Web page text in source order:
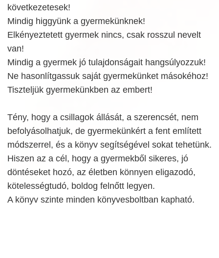
következetesek!
Mindig higgyünk a gyermekünknek!
Elkényeztetett gyermek nincs, csak rosszul nevelt
van!
Mindig a gyermek jó tulajdonságait hangsúlyozzuk!
Ne hasonlítgassuk saját gyermekünket másokéhoz!
Tiszteljük gyermekünkben az embert!
Tény, hogy a csillagok állását, a szerencsét, nem
befolyásolhatjuk, de gyermekünkért a fent említett
módszerrel, és a könyv segítségével sokat tehetünk.
Hiszen az a cél, hogy a gyermekből sikeres, jó
döntéseket hozó, az életben könnyen eligazodó,
kötelességtudó, boldog felnőtt legyen.
A könyv szinte minden könyvesboltban kapható.